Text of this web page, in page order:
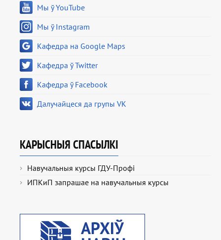
Мы ў YouTube
Мы ў Instagram
Кафедра на Google Maps
Кафедра ў Twitter
Кафедра ў Facebook
Далучайцеся да групы VK
КАРЫСНЫЯ СПАСЫЛКІ
Навучальныя курсы ГДУ-Профі
ИПКиП запрашае на навучальныя курсы